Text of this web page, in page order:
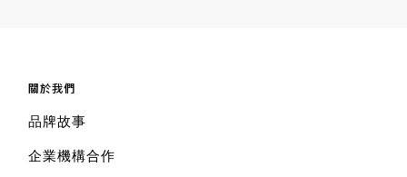
關於我們
品牌故事
企業機構合作